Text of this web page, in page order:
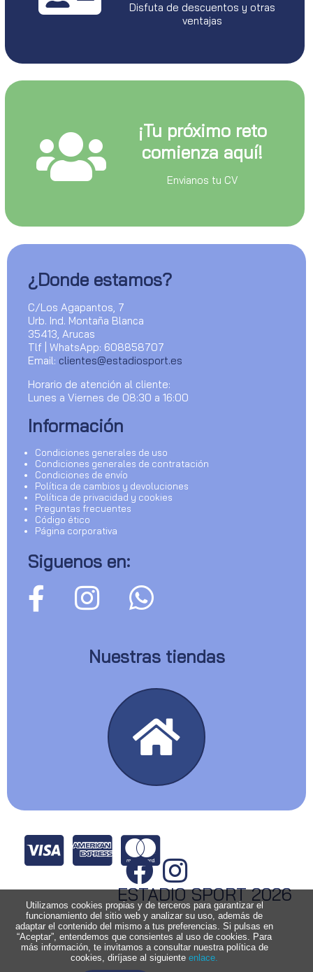
Disfuta de descuentos y otras
ventajas
¡Tu próximo reto
comienza aquí!
Envianos tu CV
¿Donde estamos?
C/Los Agapantos, 7
Urb. Ind. Montaña Blanca
35413, Arucas
Tlf | WhatsApp: 608858707
Email: clientes@estadiosport.es
Horario de atención al cliente:
Lunes a Viernes de 08:30 a 16:00
Información
Condiciones generales de uso
Condiciones generales de contratación
Condiciones de envío
Política de cambios y devoluciones
Política de privacidad y cookies
Preguntas frecuentes
Código ético
Página corporativa
Siguenos en:
Nuestras tiendas
ESTADIO SPORT 2026
Utilizamos cookies propias y de terceros para garantizar el
funcionamiento del sitio web y analizar su uso, además de
adaptar el contenido del mismo a tus preferencias. Si pulsas en
“Aceptar”, entendemos que consientes al uso de cookies. Para
más información, te invitamos a consultar nuestra política de
cookies, diríjase al siguiente enlace.